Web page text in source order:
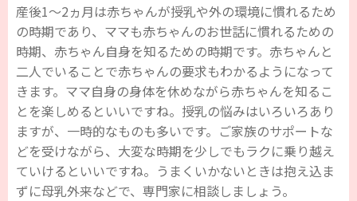
産後1～2ヵ月は赤ちゃんが授乳や外の環境に慣れるため
の時期であり、ママも赤ちゃんのお世話に慣れるための
時期、赤ちゃん自身を知るための時期です。赤ちゃんと
二人でいることで赤ちゃんの要求もわかるようになって
きます。ママ自身の身体を休めながら赤ちゃんを知るこ
とを楽しめるといいですね。授乳の悩みはいろいろあり
ますが、一時的なものも多いです。ご家族のサポートな
どを受けながら、大変な時期を少しでもラクに乗り越え
ていけるといいですね。うまくいかないときは抱え込ま
ずに母乳外来などで、専門家に相談しましょう。